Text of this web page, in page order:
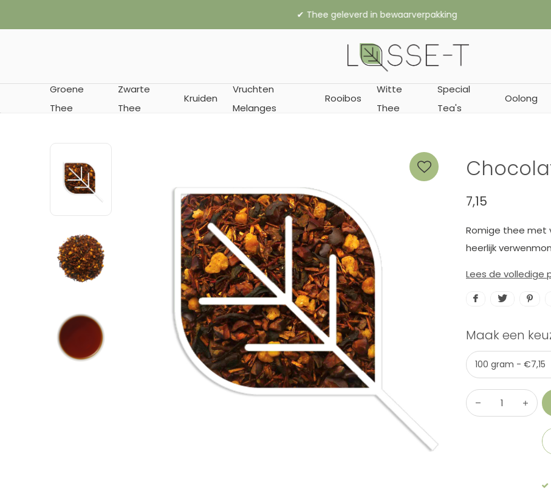
Groene
Thee
Zwarte
Thee
Kruiden
Vruchten
Melanges
Rooibos
Witte
Thee
Special
Tea's
Oolong
✔︎ Vanaf € 35,- gratis verzending binnen Nederland (vanaf € 45,- naar België
7,15
Romige thee met
heerlijk
Lees de volledige
Maak een